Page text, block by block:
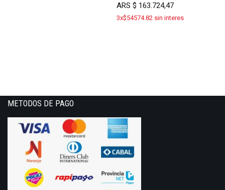
ARS$ 163.724,47
3x$54574.82 sin interes
METODOS DE PAGO